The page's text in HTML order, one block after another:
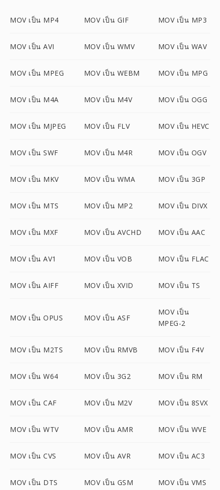
MOV เป็น MP4 MOV เป็น GIF MOV เป็น MP3
MOV เป็น AVI MOV เป็น WMV MOV เป็น WAV
MOV เป็น MPEG MOV เป็น WEBM MOV เป็น MPG
MOV เป็น M4A MOV เป็น M4V MOV เป็น OGG
MOV เป็น MJPEG MOV เป็น FLV MOV เป็น HEVC
MOV เป็น SWF MOV เป็น M4R MOV เป็น OGV
MOV เป็น MKV MOV เป็น WMA MOV เป็น 3GP
MOV เป็น MTS MOV เป็น MP2 MOV เป็น DIVX
MOV เป็น MXF MOV เป็น AVCHD MOV เป็น AAC
MOV เป็น AV1 MOV เป็น VOB MOV เป็น FLAC
MOV เป็น AIFF MOV เป็น XVID MOV เป็น TS
MOV เป็น OPUS MOV เป็น ASF
MOV เป็น
MPEG-2
MOV เป็น M2TS MOV เป็น RMVB MOV เป็น F4V
MOV เป็น W64 MOV เป็น 3G2 MOV เป็น RM
MOV เป็น CAF MOV เป็น M2V MOV เป็น 8SVX
MOV เป็น WTV MOV เป็น AMR MOV เป็น WVE
MOV เป็น CVS MOV เป็น AVR MOV เป็น AC3
MOV เป็น DTS MOV เป็น GSM MOV เป็น VMS